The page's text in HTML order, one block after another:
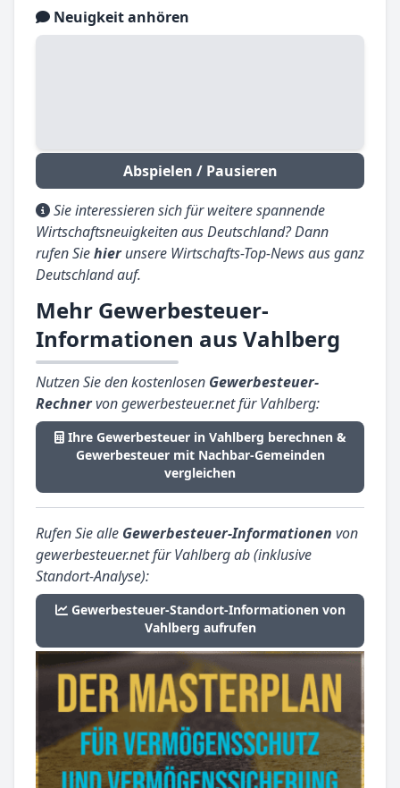
Neuigkeit anhören
Abspielen / Pausieren
Sie interessieren sich für weitere spannende
Wirtschaftsneuigkeiten aus Deutschland? Dann
rufen Siehierunsere Wirtschafts-Top-News aus ganz
Deutschland auf.
Mehr Gewerbesteuer-
Informationen aus Vahlberg
Nutzen Sie den kostenlosen Gewerbesteuer-
Rechnervon gewerbesteuer.net für Vahlberg:
Ihre Gewerbesteuer in Vahlberg berechnen &
Gewerbesteuer mit Nachbar-Gemeinden
vergleichen
Rufen Sie alle Gewerbesteuer-Informationen von
gewerbesteuer.net für Vahlberg ab (inklusive
Standort-Analyse):
Gewerbesteuer-Standort-Informationen von
Vahlberg aufrufen